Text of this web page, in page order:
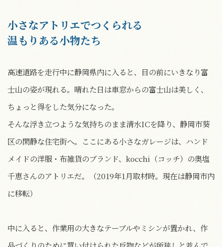
小さなアトリエでつくられる
温もりある小物たち
高速道路を走行中に静岡県内に入ると、目の前にいきなり富
士山の姿が現れる。晴れた日は車窓からの富士山は美しく、
ちょっと得をした気分になった。
そんな浮き立つような気持ちのまま清水ICを降り、静岡市葵
区の閑静な住宅街へ。ここにある小さなガレージは、ハンド
メイドの洋服・布雑貨のブランド、kocchi（コッチ）の奥塩
千恵さんのアトリエだ。（2019年1月取材時。現在は静岡市内
に移転）
中に入ると、作業用の大きなテーブルやミシンが置かれ、作